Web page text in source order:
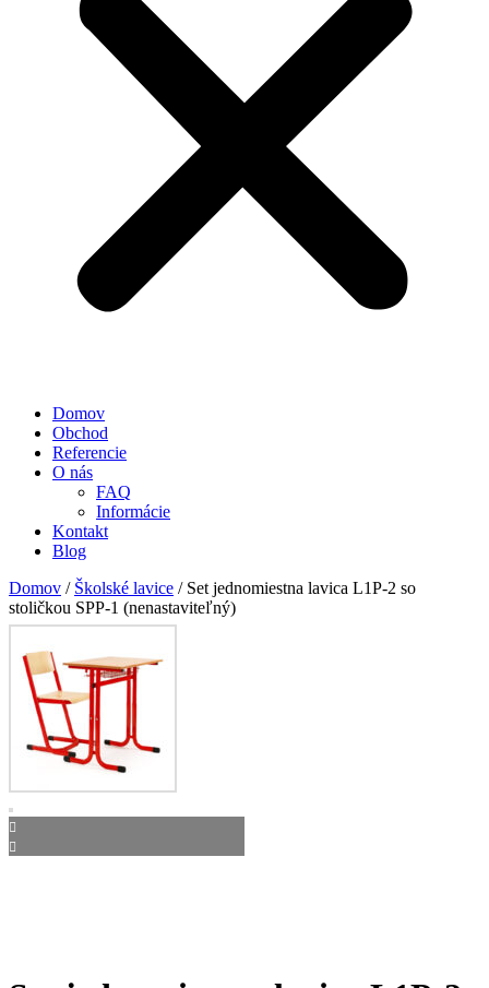
Domov
Obchod
Referencie
O nás
FAQ
Informácie
Kontakt
Blog
Domov / Školské lavice / Set jednomiestna lavica L1P-2 so
stoličkou SPP-1 (nenastaviteľný)